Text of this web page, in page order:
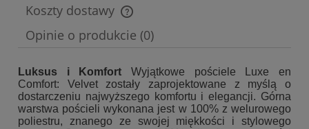
Koszty dostawy
Cena nie zawiera ewentualnych kosztów płatności
Opinie o produkcie (0)
Luksus i Komfort Wyjątkowe pościele Luxe en
Comfort: Velvet zostały zaprojektowane z myślą o
dostarczeniu najwyższego komfortu i elegancji. Górna
warstwa pościeli wykonana jest w 100% z welurowego
poliestru, znanego ze swojej miękkości i stylowego